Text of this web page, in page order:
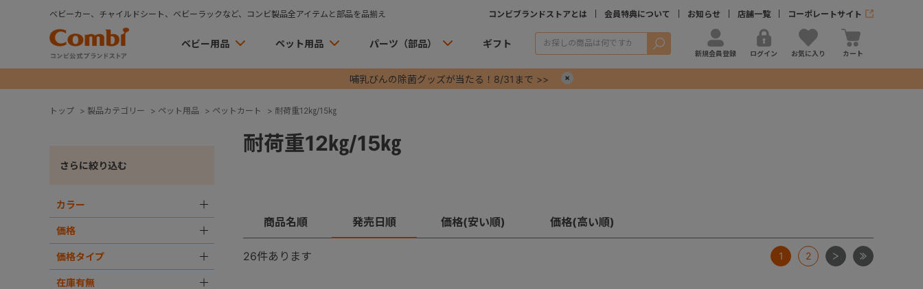
ベビーカー、チャイルドシート、ベビーラックなど、コンビ製品全アイテムと部品を品揃え コンビブランドストアとは 会員特典について お知らせ 店舗一覧 コーポレートサイト
ベビー用品 ペット用品 パーツ（部品） ギフト 検索
新規会員登録 ログイン お気に入り カート
哺乳びんの除菌グッズが当たる！8/31まで >>
トップ > 製品カテゴリー > ペット用品 > ペットカート > 耐荷重12㎏/15㎏
さらに絞り込む
カラー
価格
価格タイプ
在庫有無
耐荷重12㎏/15㎏
商品名順 発売日順 価格(安い順) 価格(高い順)
26件あります 1 2 次 最後